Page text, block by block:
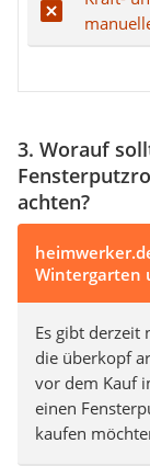
3. Worauf
achten?
Wintergarten
Es gibt derzeit
die überkopf
vor dem Kauf
einen
kaufen